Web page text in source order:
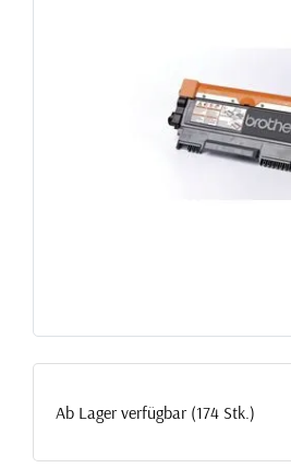
Ab Lager verfügbar (174 Stk.)